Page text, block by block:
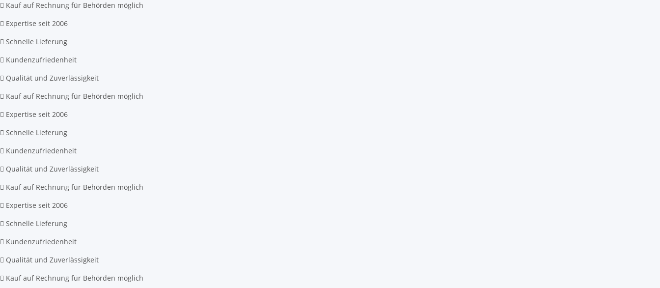
Kauf auf Rechnung für Behörden möglich
Expertise seit 2006
Schnelle Lieferung
Kundenzufriedenheit
Qualität und Zuverlässigkeit
Kauf auf Rechnung für Behörden möglich
Expertise seit 2006
Schnelle Lieferung
Kundenzufriedenheit
Qualität und Zuverlässigkeit
Kauf auf Rechnung für Behörden möglich
Expertise seit 2006
Schnelle Lieferung
Kundenzufriedenheit
Qualität und Zuverlässigkeit
Kauf auf Rechnung für Behörden möglich